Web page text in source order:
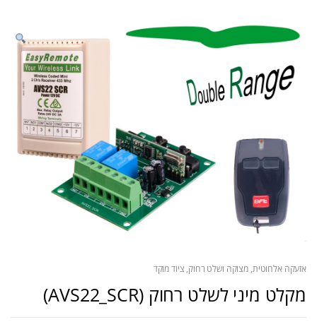
אזעקה אלחוטית, מצוקה ושלט רחוק, ציוד מוקד
מקלט מיני לשלט רחוק (AVS22_SCR)